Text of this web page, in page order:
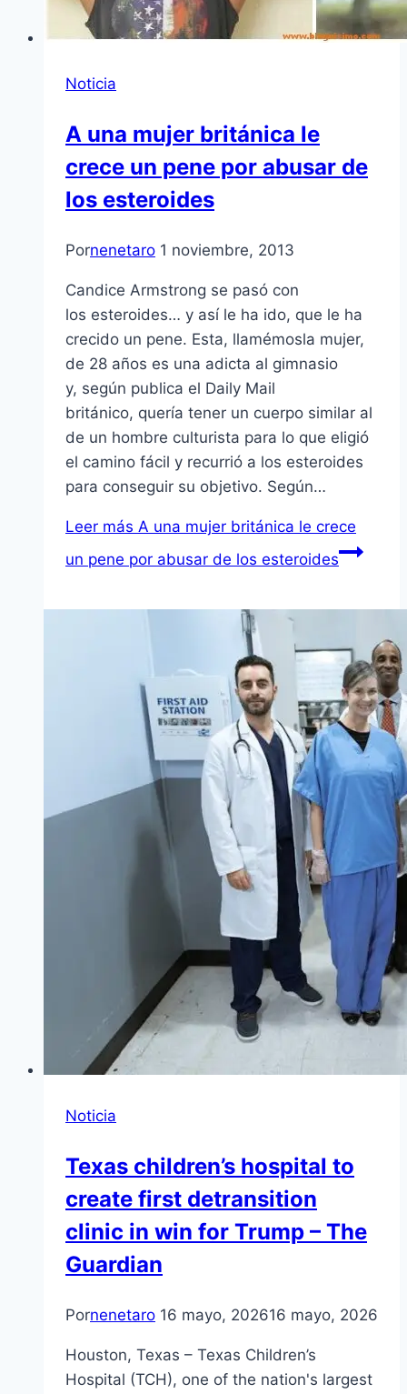
Noticia
A una mujer británica le
crece un pene por abusar de
los esteroides
Pornenetaro 1 noviembre, 2013
Candice Armstrong se pasó con
los esteroides… y así le ha ido, que le ha
crecido un pene. Esta, llamémosla mujer,
de 28 años es una adicta al gimnasio
y, según publica el Daily Mail
británico, quería tener un cuerpo similar al
de un hombre culturista para lo que eligió
el camino fácil y recurrió a los esteroides
para conseguir su objetivo. Según…
Leer más A una mujer británica le crece
un pene por abusar de los esteroides
Noticia
Texas children’s hospital to
create first detransition
clinic in win for Trump – The
Guardian
Pornenetaro 16 mayo, 202616 mayo, 2026
Houston, Texas – Texas Children’s
Hospital (TCH), one of the nation's largest